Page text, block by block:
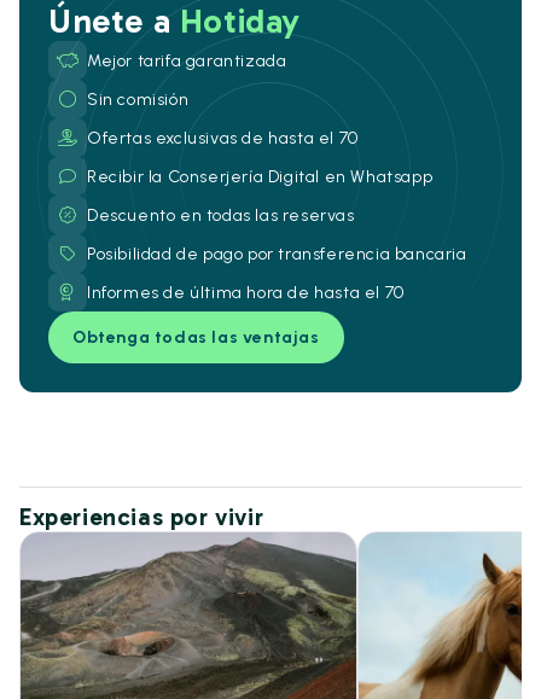
Únete aHotiday
Mejor tarifa garantizada
Sin comisión
Ofertas exclusivas de hasta el 70
Recibir la Conserjería Digital en Whatsapp
Descuento en todas las reservas
Posibilidad de pago por transferencia bancaria
Informes de última hora de hasta el 70
Obtenga todas las ventajas
Experiencias por vivir